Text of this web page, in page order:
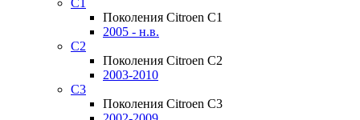
C1
Поколения Citroen C1
2005 - н.в.
C2
Поколения Citroen C2
2003-2010
C3
Поколения Citroen C3